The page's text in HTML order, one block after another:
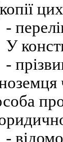
-
У
-
-